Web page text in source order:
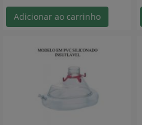
Adicionar ao carrinho